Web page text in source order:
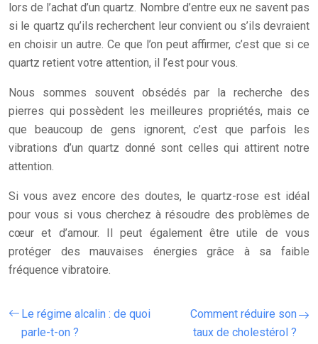
lors de l’achat d’un quartz. Nombre d’entre eux ne savent pas
si le quartz qu’ils recherchent leur convient ou s’ils devraient
en choisir un autre. Ce que l’on peut affirmer, c’est que si ce
quartz retient votre attention, il l’est pour vous.
Nous sommes souvent obsédés par la recherche des
pierres qui possèdent les meilleures propriétés, mais ce
que beaucoup de gens ignorent, c’est que parfois les
vibrations d’un quartz donné sont celles qui attirent notre
attention.
Si vous avez encore des doutes, le quartz-rose est idéal
pour vous si vous cherchez à résoudre des problèmes de
cœur et d’amour. Il peut également être utile de vous
protéger des mauvaises énergies grâce à sa faible
fréquence vibratoire.
Le régime alcalin : de quoi
parle-t-on ?
Comment réduire son
taux de cholestérol ?